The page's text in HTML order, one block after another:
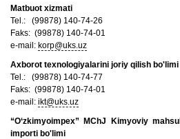
Matbuot xizmati
Tel.: (99878) 140-74-26
Faks: (99878) 140-74-01
e-mail: korp@uks.uz
Axborot texnologiyalarini joriy qilish bo'limi
Tel.: (99878) 140-74-77
Faks: (99878) 140-74-01
e-mail: ikt@uks.uz
“O‘zkimyoimpex” MChJ Kimyoviy
importi bo'limi